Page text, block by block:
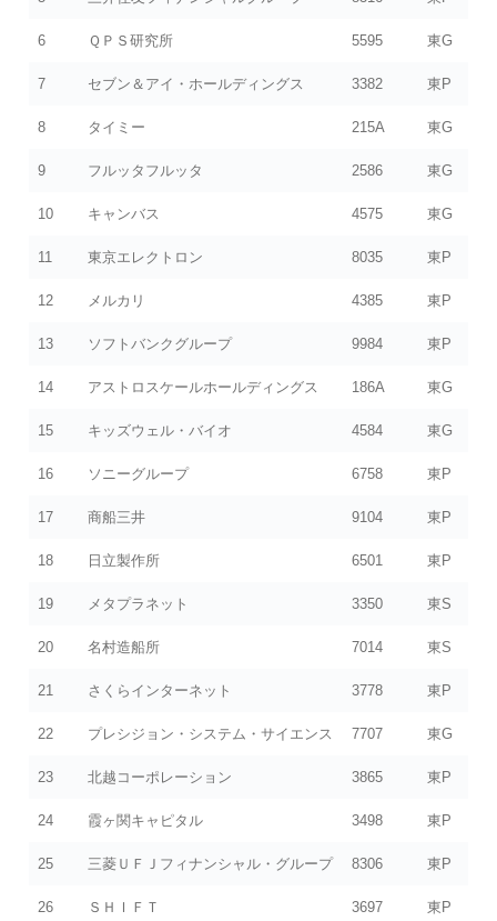
6 ＱＰＳ研究所 5595 東G
7 セブン＆アイ・ホールディングス 3382 東P
8 タイミー 215A 東G
9 フルッタフルッタ 2586 東G
10 キャンバス 4575 東G
11 東京エレクトロン 8035 東P
12 メルカリ 4385 東P
13 ソフトバンクグループ 9984 東P
14 アストロスケールホールディングス 186A 東G
15 キッズウェル・バイオ 4584 東G
16 ソニーグループ 6758 東P
17 商船三井 9104 東P
18 日立製作所 6501 東P
19 メタプラネット 3350 東S
20 名村造船所 7014 東S
21 さくらインターネット 3778 東P
22 プレシジョン・システム・サイエンス 7707 東G
23 北越コーポレーション 3865 東P
24 霞ヶ関キャピタル 3498 東P
25 三菱ＵＦＪフィナンシャル・グループ 8306 東P
26 ＳＨＩＦＴ 3697 東P